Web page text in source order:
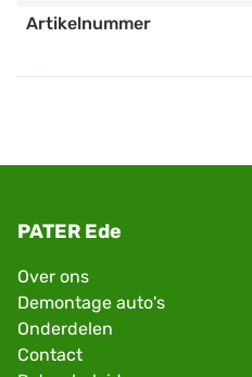
Artikelnummer
PATER Ede
Over ons
Demontage auto's
Onderdelen
Contact